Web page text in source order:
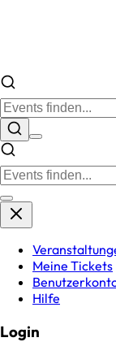
Meine Tickets
Hilfe
Login